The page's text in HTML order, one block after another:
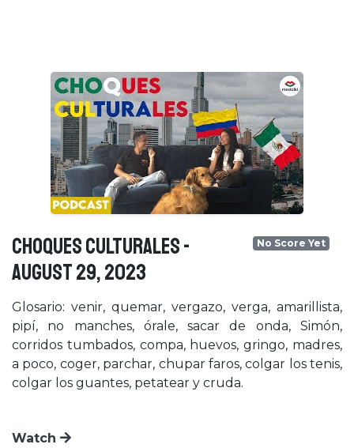
CHOQUES CULTURALES -
August 29, 2023
No Score Yet
Glosario: venir, quemar, vergazo, verga, amarillista,
pipí, no manches, órale, sacar de onda, Simón,
corridos tumbados, compa, huevos, gringo, madres,
a poco, coger, parchar, chupar faros, colgar los tenis,
colgar los guantes, petatear y cruda.
Watch